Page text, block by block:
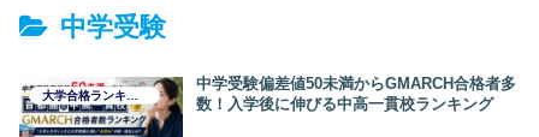
中学受験
大学合格ランキング
中学受験偏差値50未満からGMARCH合格者多
数！入学後に伸びる中高一貫校ランキング